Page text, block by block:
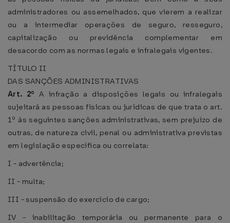
administradores ou assemelhados, que vierem a realizar
ou a intermediar operações de seguro, resseguro,
capitalização ou previdência complementar em
desacordo com as normas legais e infralegais vigentes.
TÍTULO II
DAS SANÇÕES ADMINISTRATIVAS
Art. 2ºA infração a disposições legais ou infralegais
sujeitará as pessoas físicas ou jurídicas de que trata o art.
1º às seguintes sanções administrativas, sem prejuízo de
outras, de natureza civil, penal ou administrativa previstas
em legislação específica ou correlata:
I - advertência;
II - multa;
III - suspensão do exercício de cargo;
IV - inabilitação temporária ou permanente para o